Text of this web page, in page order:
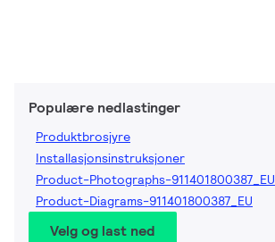
Populære nedlastinger
Produktbrosjyre
Installasjonsinstruksjoner
Product-Photographs-911401800387_EU
Product-Diagrams-911401800387_EU
Velg og last ned